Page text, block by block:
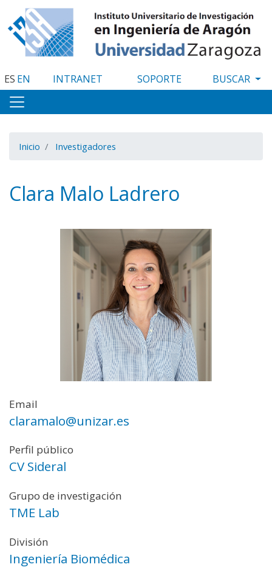
al
contenido
principal
ES EN INTRANET SOPORTE
Inicio Investigadores
Clara Malo Ladrero
Email
claramalo@unizar.es
Perfil público
CV Sideral
Grupo de investigación
TME Lab
División
Ingeniería Biomédica